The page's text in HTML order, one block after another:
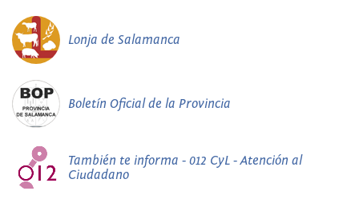
Lonja de Salamanca
Boletín Oficial de la Provincia
También te informa - 012 CyL - Atención al
Ciudadano